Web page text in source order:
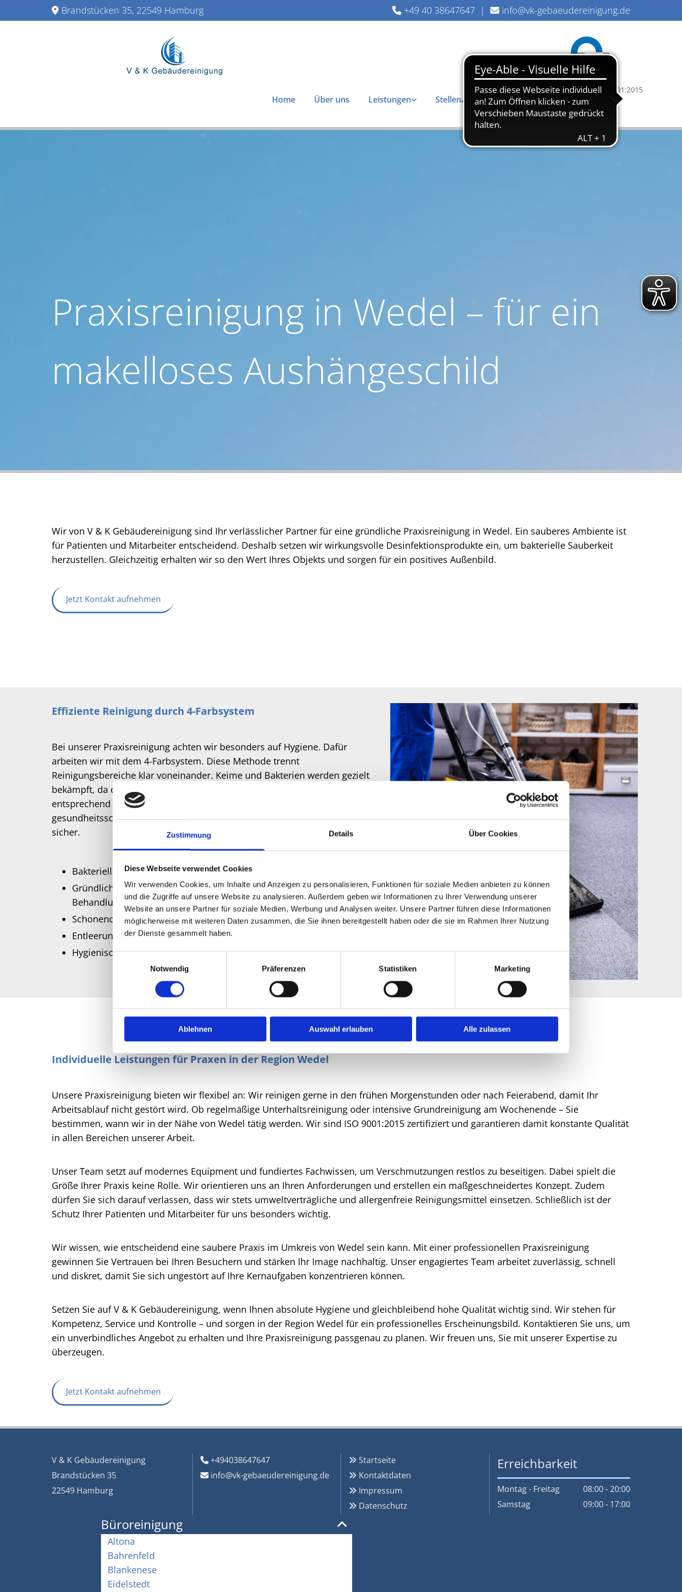
Zustimmung Details Über Cookies
Diese Webseite verwendet Cookies
Wir verwenden Cookies, um Inhalte und Anzeigen zu personalisieren, Funktionen für soziale Medien anbieten zu können
und die Zugriffe auf unsere Website zu analysieren. Außerdem geben wir Informationen zu Ihrer Verwendung unserer
Website an unsere Partner für soziale Medien, Werbung und Analysen weiter. Unsere Partner führen diese Informationen
möglicherweise mit weiteren Daten zusammen, die Sie ihnen bereitgestellt haben oder die sie im Rahmen Ihrer Nutzung
der Dienste gesammelt haben.
Einwilligungsauswahl
Notwendig
Präferenzen Statistiken Marketing
Ablehnen Auswahl erlauben Alle zulassen
Zum Inhalt springen
 Brandstücken 35, 22549 Hamburg  +49 40 38647647 |  info@vk-gebaeudereinigung.de
Home Über uns Leistungen Stellenangebote Kontakt
PIAQ – ISO 9001:2015
zertifiziert
Praxisreinigung in Wedel – für ein
makelloses Aushängeschild
Wir von V & K Gebäudereinigung sind Ihr verlässlicher Partner für eine gründliche Praxisreinigung in Wedel. Ein sauberes Ambiente ist
für Patienten und Mitarbeiter entscheidend. Deshalb setzen wir wirkungsvolle Desinfektionsprodukte ein, um bakterielle Sauberkeit
herzustellen. Gleichzeitig erhalten wir so den Wert Ihres Objekts und sorgen für ein positives Außenbild.
Jetzt Kontakt aufnehmen
Effiziente Reinigung durch 4-Farbsystem
Bei unserer Praxisreinigung achten wir besonders auf Hygiene. Dafür
arbeiten wir mit dem 4-Farbsystem. Diese Methode trennt
Reinigungsbereiche klar voneinander. Keime und Bakterien werden gezielt
bekämpft, da die verwendeten Tücher nach jedem Einsatz desinfiziert und
entsprechend aufbereitet werden. So stellen wir eine sichere und
gesundheitsschonende Umgebung für alle Personen im Umkreis von Wedel
sicher.
Bakterielle Sauberkeit dank wirksamer Desinfektionsprodukte
Gründliche Reinigung von Schreibtischen, Empfangsbereichen und
Behandlungsräumen
Schonende Pflege aller Oberflächen
Entleerung von Mülleimern für ein frisches Gesamtbild
Hygienische Reinigung von Sanitär- und Küchenbereichen
Individuelle Leistungen für Praxen in der Region Wedel
Unsere Praxisreinigung bieten wir flexibel an: Wir reinigen gerne in den frühen Morgenstunden oder nach Feierabend, damit Ihr
Arbeitsablauf nicht gestört wird. Ob regelmäßige Unterhaltsreinigung oder intensive Grundreinigung am Wochenende – Sie
bestimmen, wann wir in der Nähe von Wedel tätig werden. Wir sind ISO 9001:2015 zertifiziert und garantieren damit konstante Qualität
in allen Bereichen unserer Arbeit.
Unser Team setzt auf modernes Equipment und fundiertes Fachwissen, um Verschmutzungen restlos zu beseitigen. Dabei spielt die
Größe Ihrer Praxis keine Rolle. Wir orientieren uns an Ihren Anforderungen und erstellen ein maßgeschneidertes Konzept. Zudem
dürfen Sie sich darauf verlassen, dass wir stets umweltverträgliche und allergenfreie Reinigungsmittel einsetzen. Schließlich ist der
Schutz Ihrer Patienten und Mitarbeiter für uns besonders wichtig.
Wir wissen, wie entscheidend eine saubere Praxis im Umkreis von Wedel sein kann. Mit einer professionellen Praxisreinigung
gewinnen Sie Vertrauen bei Ihren Besuchern und stärken Ihr Image nachhaltig. Unser engagiertes Team arbeitet zuverlässig, schnell
und diskret, damit Sie sich ungestört auf Ihre Kernaufgaben konzentrieren können.
Setzen Sie auf V & K Gebäudereinigung, wenn Ihnen absolute Hygiene und gleichbleibend hohe Qualität wichtig sind. Wir stehen für
Kompetenz, Service und Kontrolle – und sorgen in der Region Wedel für ein professionelles Erscheinungsbild. Kontaktieren Sie uns, um
ein unverbindliches Angebot zu erhalten und Ihre Praxisreinigung passgenau zu planen. Wir freuen uns, Sie mit unserer Expertise zu
überzeugen.
Jetzt Kontakt aufnehmen
V & K Gebäudereinigung
Brandstücken 35
22549 Hamburg
 +494038647647
 info@vk-gebaeudereinigung.de
 Startseite
 Kontaktdaten
 Impressum
 Datenschutz
Erreichbarkeit
Montag - Freitag
08:00 - 20:00
Samstag
09:00 - 17:00
Büroreinigung
Altona
Bahrenfeld
Blankenese
Eidelstedt